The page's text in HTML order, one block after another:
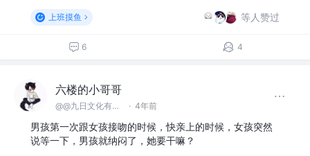
上班摸鱼 等人赞过
6 4
六楼的小哥哥
@@九日文化有限 公司 · 4年前
男孩第一次跟女孩接吻的时候，快亲上的时候，女孩突然
说等一下，男孩就纳闷了，她要干嘛？